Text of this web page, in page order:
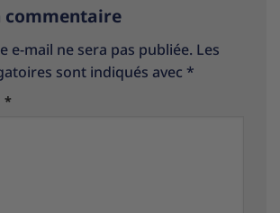
commentaire
e-mail ne sera pas publiée. Les
sont indiqués avec *
*